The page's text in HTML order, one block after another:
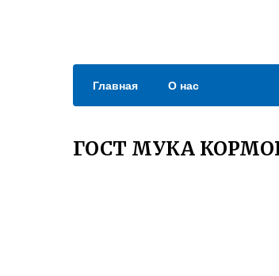
Главная О нас
ГОСТ МУКА